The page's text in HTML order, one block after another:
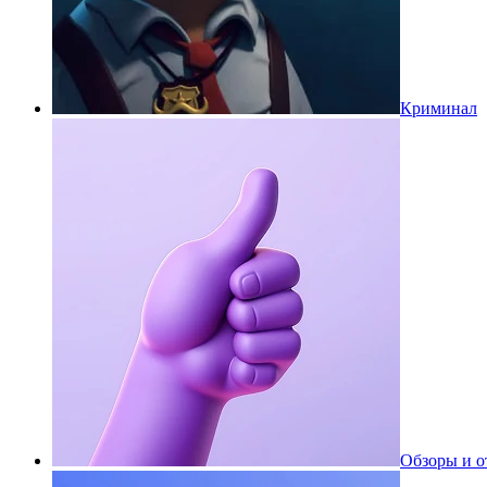
Криминал
Обзоры и